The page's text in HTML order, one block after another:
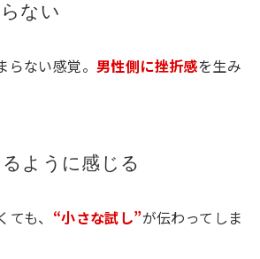
ない
ない感覚。 男性側に挫折感を生み
ように感じる
も、 “小さな試し”が伝わってしま